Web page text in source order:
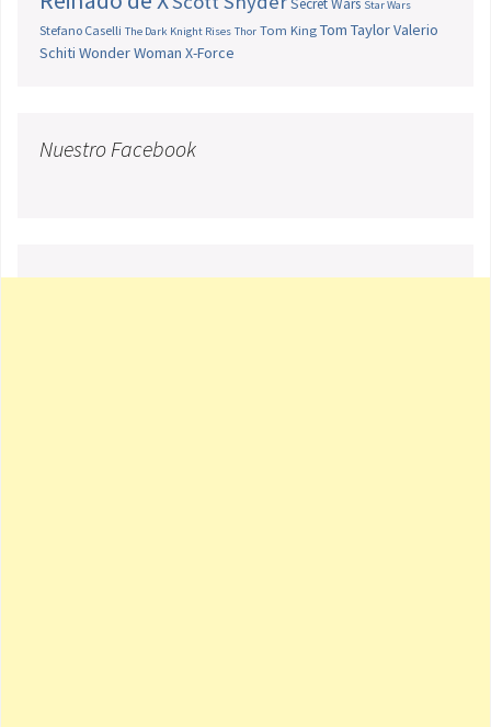
Star Wars
Stefano Caselli The Dark Knight Rises Thor Tom King Tom TaylorValerio
Schiti Wonder Woman X-Force
Nuestro Facebook